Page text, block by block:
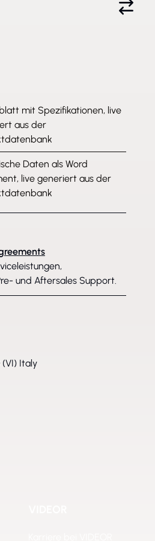
mit Spezifikationen, live
aus der
Daten als Word
live generiert aus der
und Aftersales Support.
(VI) Italy